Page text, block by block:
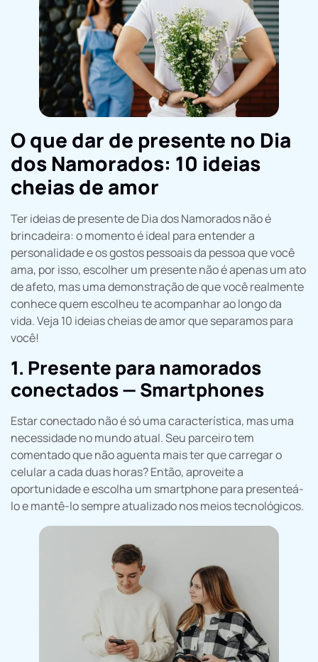
O que dar de presente no Dia
dos Namorados: 10 ideias
cheias de amor
Ter ideias de presente de Dia dos Namorados não é
brincadeira: o momento é ideal para entender a
personalidade e os gostos pessoais da pessoa que você
ama, por isso, escolher um presente não é apenas um ato
de afeto, mas uma demonstração de que você realmente
conhece quem escolheu te acompanhar ao longo da
vida. Veja 10 ideias cheias de amor que separamos para
você!
1. Presente para namorados
conectados — Smartphones
Estar conectado não é só uma característica, mas uma
necessidade no mundo atual. Seu parceiro tem
comentado que não aguenta mais ter que carregar o
celular a cada duas horas? Então, aproveite a
oportunidade e escolha um smartphone para presenteá-
lo e mantê-lo sempre atualizado nos meios tecnológicos.